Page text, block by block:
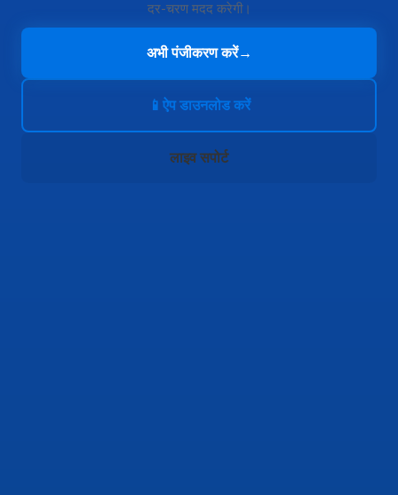
दर-चरण मदद करेगी।
अभी पंजीकरण करें→
📱 ऐप डाउनलोड करें
लाइव सपोर्ट